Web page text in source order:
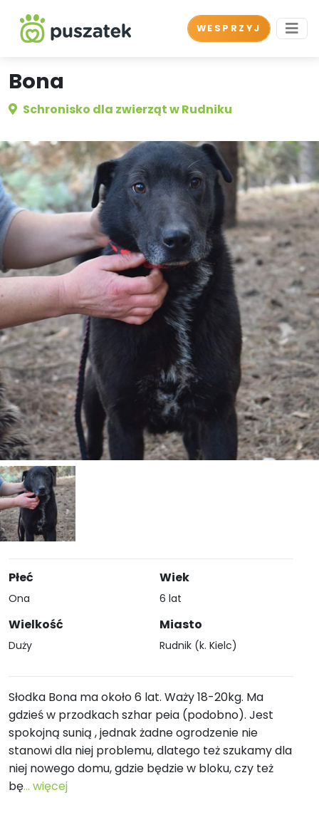
WESPRZYJ
Bona
Schronisko dla zwierząt w Rudniku
Płeć
Ona
Wielkość
Duży
Wiek
6 lat
Miasto
Rudnik (k. Kielc)
Słodka Bona ma około 6 lat. Waży 18-20kg. Ma
gdzieś w przodkach szhar peia (podobno). Jest
spokojną sunią , jednak żadne ogrodzenie nie
stanowi dla niej problemu, dlatego też szukamy dla
niej nowego domu, gdzie będzie w bloku, czy też
bę... więcej